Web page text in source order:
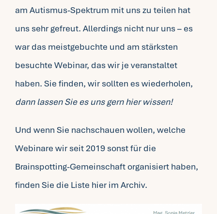
am Autismus-Spektrum mit uns zu teilen hat
uns sehr gefreut. Allerdings nicht nur uns – es
war das meistgebuchte und am stärksten
besuchte Webinar, das wir je veranstaltet
haben. Sie finden, wir sollten es wiederholen,
dann lassen Sie es uns gernhierwissen!
Und wenn Sie nachschauen wollen, welche
Webinare wir seit 2019 sonst für die
Brainspotting-Gemeinschaft organisiert haben,
finden Sie die Liste hier im Archiv.